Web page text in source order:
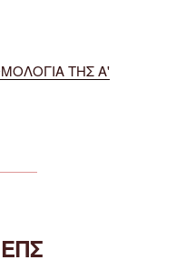
ΤΗΣ Α'